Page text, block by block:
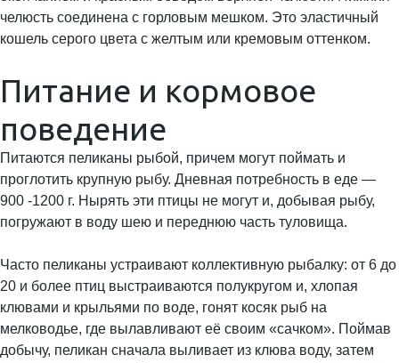
челюсть соединена с горловым мешком. Это эластичный
кошель серого цвета с желтым или кремовым оттенком.
Питание и кормовое
поведение
Питаются пеликаны рыбой, причем могут поймать и
проглотить крупную рыбу. Дневная потребность в еде —
900 -1200 г. Нырять эти птицы не могут и, добывая рыбу,
погружают в воду шею и переднюю часть туловища.
Часто пеликаны устраивают коллективную рыбалку: от 6 до
20 и более птиц выстраиваются полукругом и, хлопая
клювами и крыльями по воде, гонят косяк рыб на
мелководье, где вылавливают её своим «сачком». Поймав
добычу, пеликан сначала выливает из клюва воду, затем